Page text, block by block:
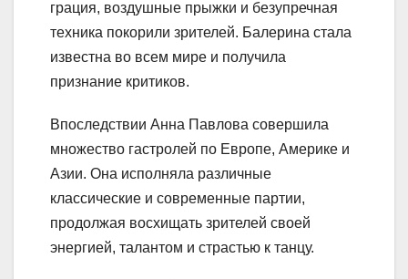
грация, воздушные прыжки и безупречная
техника покорили зрителей. Балерина стала
известна во всем мире и получила
признание критиков.
Впоследствии Анна Павлова совершила
множество гастролей по Европе, Америке и
Азии. Она исполняла различные
классические и современные партии,
продолжая восхищать зрителей своей
энергией, талантом и страстью к танцу.